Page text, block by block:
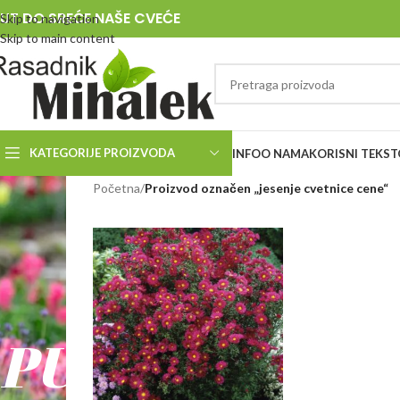
Skip to navigation
Skip to main content
DO SREĆE NAŠE CVEĆE
KATEGORIJE PROIZVODA INFOO NAMAKORISNI
RASADNIK
MIHALEK
PUT
Početna/Proizvod označen „jesenje cvetnice cene“